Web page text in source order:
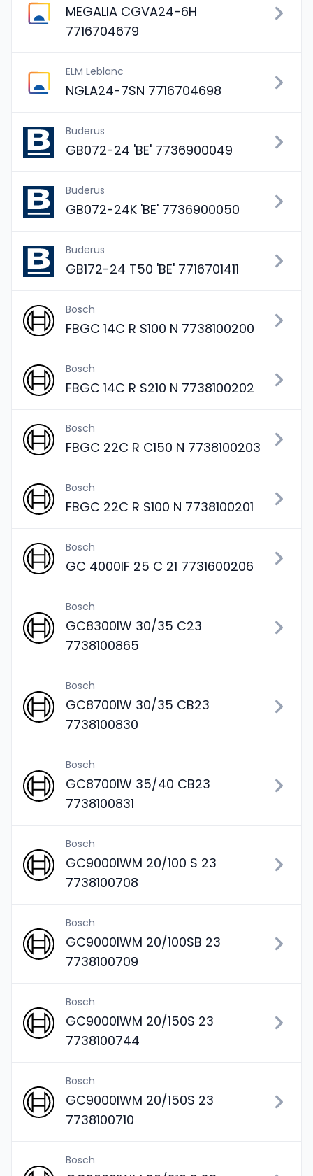
MEGALIA CGVA24-6H
7716704679
ELM Leblanc
NGLA24-7SN 7716704698
Buderus
GB072-24 'BE' 7736900049
Buderus
GB072-24K 'BE' 7736900050
Buderus
GB172-24 T50 'BE' 7716701411
Bosch
FBGC 14C R S100 N 7738100200
Bosch
FBGC 14C R S210 N 7738100202
Bosch
FBGC 22C R C150 N 7738100203
Bosch
FBGC 22C R S100 N 7738100201
Bosch
GC 4000IF 25 C 21 7731600206
Bosch
GC8300IW 30/35 C23
7738100865
Bosch
GC8700IW 30/35 CB23
7738100830
Bosch
GC8700IW 35/40 CB23
7738100831
Bosch
GC9000IWM 20/100 S 23
7738100708
Bosch
GC9000IWM 20/100SB 23
7738100709
Bosch
GC9000IWM 20/150S 23
7738100744
Bosch
GC9000IWM 20/150S 23
7738100710
Bosch